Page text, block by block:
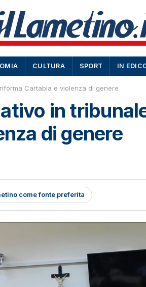
CULTURA SPORT IN
Cartabia e violenza di genere
in
di genere
come fonte preferita